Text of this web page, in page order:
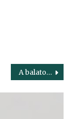
A balatoni borok összekötik a múltat és a jelent, a termelőt és a fogyasztót